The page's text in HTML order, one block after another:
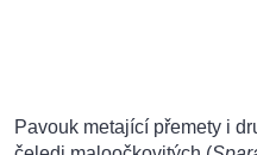
Pavouk metající přemety i